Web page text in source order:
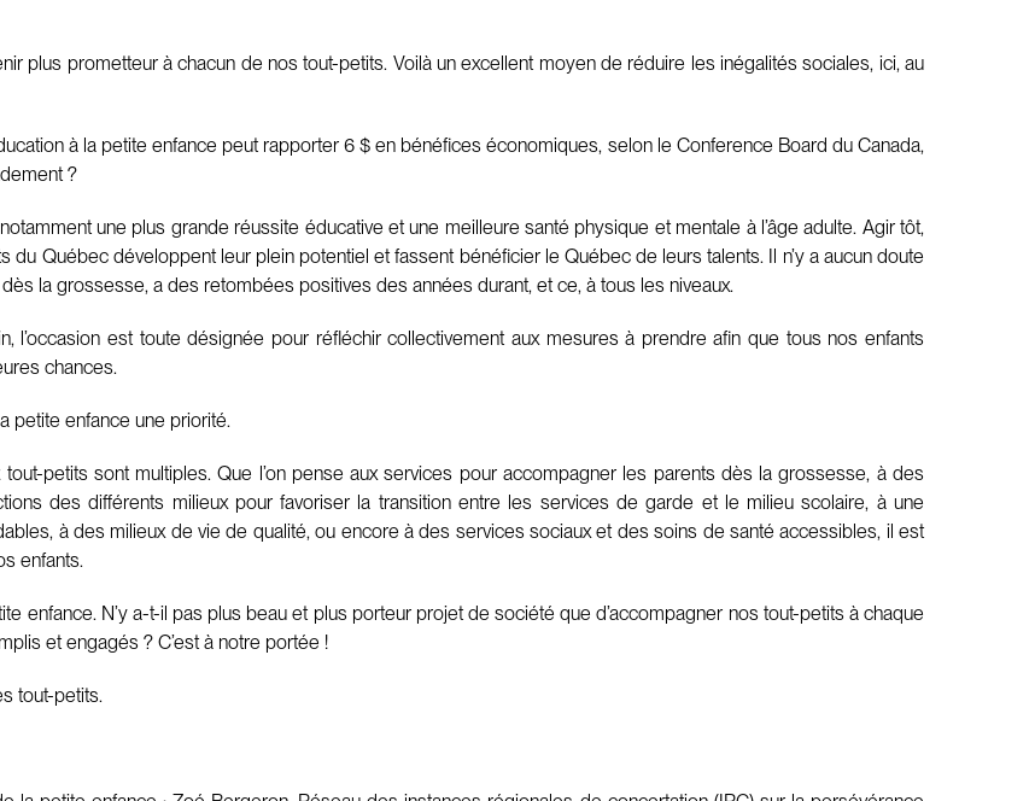
plus prometteur à chacun de nos tout-petits. Voilà un excellent moyen de réduire les inégalités sociales, ici, au
à la petite enfance peut rapporter 6 $ en bénéfices économiques, selon le Conference Board du Canada,
?
une plus grande réussite éducative et une meilleure santé physique et mentale à l’âge adulte. Agir tôt,
du Québec développent leur plein potentiel et fassent bénéficier le Québec de leurs talents. Il n’y a aucun doute
la grossesse, a des retombées positives des années durant, et ce, à tous les niveaux.
l’occasion est toute désignée pour réfléchir collectivement aux mesures à prendre afin que tous nos enfants
chances.
petite enfance une priorité.
petits sont multiples. Que l’on pense aux services pour accompagner les parents dès la grossesse, à des
des différents milieux pour favoriser la transition entre les services de garde et le milieu scolaire, à une
à des milieux de vie de qualité, ou encore à des services sociaux et des soins de santé accessibles, il est
enfants.
enfance. N’y a-t-il pas plus beau et plus porteur projet de société que d’accompagner nos tout-petits à chaque
et engagés ? C’est à notre portée !
tout-petits.